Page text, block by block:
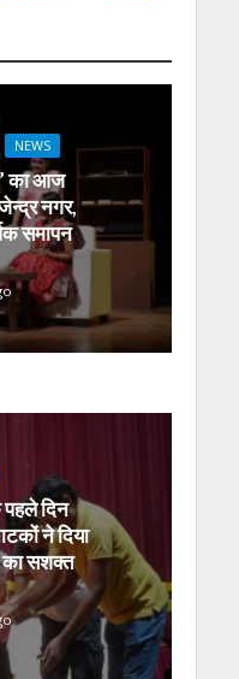
ss
e
n
g
er
k
e
dI
n
ai
l
ar
e
NEWS
का आज
नगर,
समापन
दिन
ने दिया
का सशक्त